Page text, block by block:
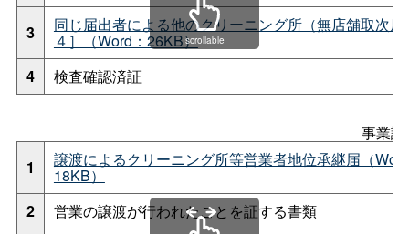
3 同じ届出者による他のクリーニング所（無店舗取次
４］（Word：26KB）
4
検査確認済証
scrollable
事業
1
譲渡によるクリーニング所等営業者地位承継届（
18KB）
2
営業の譲渡が行われたことを証する書類